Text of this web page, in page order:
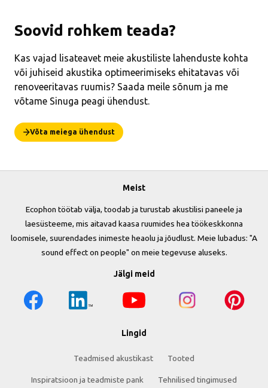
Soovid rohkem teada?
Kas vajad lisateavet meie akustiliste lahenduste kohta
või juhiseid akustika optimeerimiseks ehitatavas või
renoveeritavas ruumis? Saada meile sõnum ja me
võtame Sinuga peagi ühendust.
Võta meiega ühendust
Meist
Ecophon töötab välja, toodab ja turustab akustilisi paneele ja
laesüsteeme, mis aitavad kaasa ruumides hea töökeskkonna
loomisele, suurendades inimeste heaolu ja jõudlust. Meie lubadus: "A
sound effect on people" on meie tegevuse aluseks.
Jälgi meid
Lingid
Teadmised akustikast Tooted
Inspiratsioon ja teadmiste pank Tehnilised tingimused